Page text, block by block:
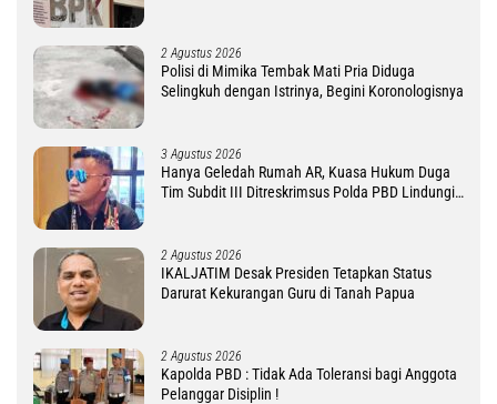
2 Agustus 2026
Polisi di Mimika Tembak Mati Pria Diduga
Selingkuh dengan Istrinya, Begini Koronologisnya
3 Agustus 2026
Hanya Geledah Rumah AR, Kuasa Hukum Duga
Tim Subdit III Ditreskrimsus Polda PBD Lindungi
2 Agustus 2026
IKALJATIM Desak Presiden Tetapkan Status
Darurat Kekurangan Guru di Tanah Papua
2 Agustus 2026
Kapolda PBD : Tidak Ada Toleransi bagi Anggota
Pelanggar Disiplin !